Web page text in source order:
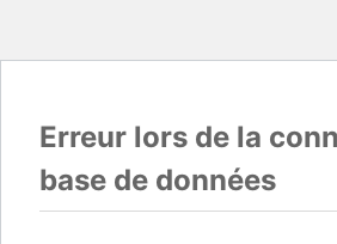
Erreur lors de la
base de données